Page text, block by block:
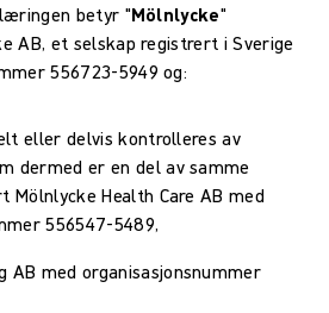
betyr "Mölnlycke"
AB, et selskap registrert i Sverige
556723-5949 og:
eller delvis kontrolleres av
dermed er en del av samme
Mölnlycke Health Care AB med
556547-5489,
AB med organisasjonsnummer